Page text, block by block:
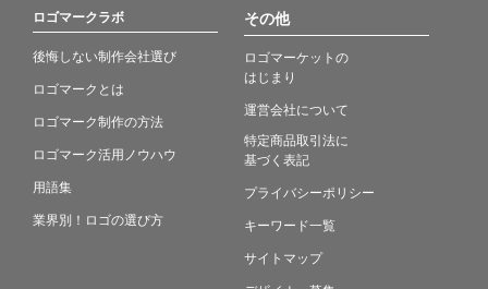
ロゴマークラボ
後悔しない制作会社選び
ロゴマークとは
ロゴマーク制作の方法
ロゴマーク活用ノウハウ
用語集
業界別！ロゴの選び方
その他
ロゴマーケットの
はじまり
運営会社について
特定商品取引法に
基づく表記
プライバシーポリシー
キーワード一覧
サイトマップ